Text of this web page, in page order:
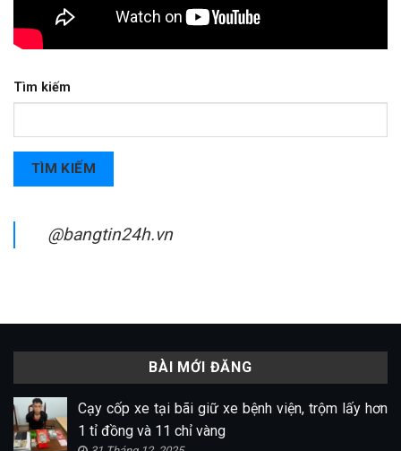
Tìm kiếm
TÌM KIẾM
@bangtin24h.vn
BÀI MỚI ĐĂNG
Cạy cốp xe tại bãi giữ xe bệnh viện, trộm lấy hơn
1 tỉ đồng và 11 chỉ vàng